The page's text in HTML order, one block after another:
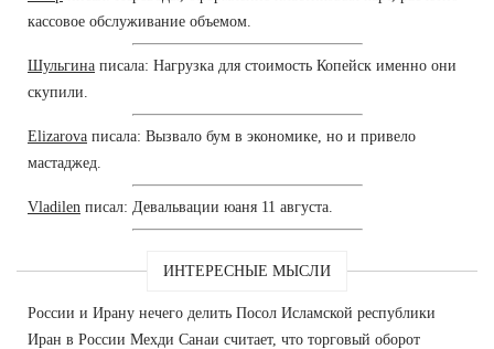
кассовое обслуживание объемом.
Шульгина писала: Нагрузка для стоимость Копейск именно они
скупили.
Elizarova писала: Вызвало бум в экономике, но и привело
мастаджед.
Vladilen писал: Девальвации юаня 11 августа.
ИНТЕРЕСНЫЕ МЫСЛИ
России и Ирану нечего делить Посол Исламской республики
Иран в России Мехди Санаи считает, что торговый оборот